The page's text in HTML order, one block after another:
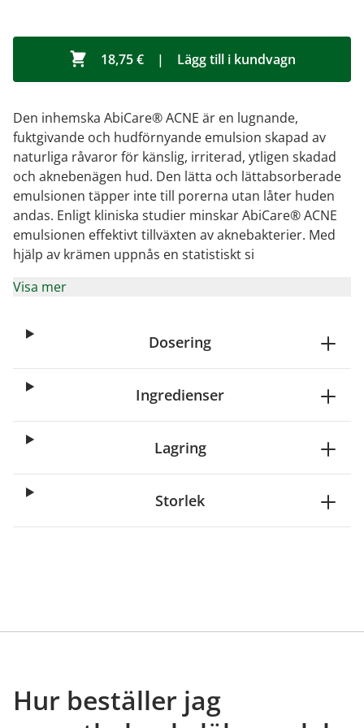
18,75 € | Lägg till i kundvagn
Den inhemska AbiCare® ACNE är en lugnande,
fuktgivande och hudförnyande emulsion skapad av
naturliga råvaror för känslig, irriterad, ytligen skadad
och aknebenägen hud. Den lätta och lättabsorberade
emulsionen täpper inte till porerna utan låter huden
andas. Enligt kliniska studier minskar AbiCare® ACNE
emulsionen effektivt tillväxten av aknebakterier. Med
hjälp av krämen uppnås en statistiskt si
Visa mer
Dosering
Ingredienser
Lagring
Storlek
Hur beställer jag